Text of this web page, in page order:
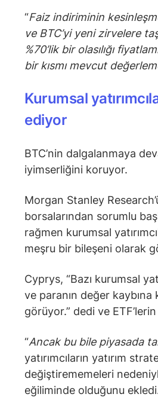
“Faiz indiriminin
ve BTC’yi yeni zirvelere
%70’lik bir olasılığı
bir kısmı mevcut
Kurumsal
ediyor
BTC’nin dalgalanmaya
iyimserliğini koruyor.
Morgan Stanley
borsalarından sorumlu
rağmen kurumsal
meşru bir bileşeni olarak
Cyprys, “Bazı kurumsal
ve paranın değer
görüyor.” dedi ve ETF’lerin
“Ancak bu bile piyasada
yatırımcıların yatırım
değiştirememeleri
eğiliminde olduğunu